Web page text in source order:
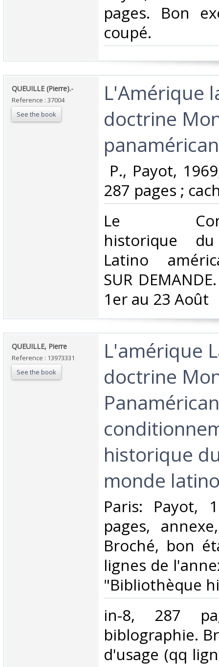
pages. Bon
coupé.‎
‎QUEUILLE (Pierre).-‎
Reference : 37004
See the book
‎L'Amérique
doctrine
P., Payot,
287 pages ;
‎Le
historique
Latino
SUR
1er au 23 Août‎
‎QUEUILLE, Pierre‎
Reference : 13973331
See the book
‎L'amérique
doctrine
historique
monde
‎Paris: Payot,
pages,
Broché, bon
lignes de
"Bibliothèque
‎in-8, 287
biblographie.
d'usage (qq